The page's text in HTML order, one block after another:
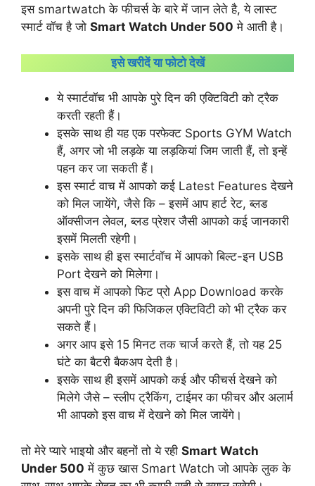
इस smartwatch के फीचर्स के बारे में जान लेते है, ये लास्ट
स्मार्ट वॉच है जो Smart Watch Under 500 मे आती है।
इसे खरीदें या फोटो देखें
ये स्मार्टवॉच भी आपके पुरे दिन की एक्टिविटी को ट्रैक
करती रहती हैं।
इसके साथ ही यह एक परफेक्ट Sports GYM Watch
हैं, अगर जो भी लड़के या लड़कियां जिम जाती हैं, तो इन्हें
पहन कर जा सकती हैं।
इस स्मार्ट वाच में आपको कई Latest Features देखने
को मिल जायेंगे, जैसे कि – इसमें आप हार्ट रेट, ब्लड
ऑक्सीजन लेवल, ब्लड प्रेशर जैसी आपको कई जानकारी
इसमें मिलती रहेगी।
इसके साथ ही इस स्मार्टवॉच में आपको बिल्ट-इन USB
Port देखने को मिलेगा।
इस वाच में आपको फिट प्रो App Download करके
अपनी पुरे दिन की फिजिकल एक्टिविटी को भी ट्रैक कर
सकते हैं।
अगर आप इसे 15 मिनट तक चार्ज करते हैं, तो यह 25
घंटे का बैटरी बैकअप देती है।
इसके साथ ही इसमें आपको कई और फीचर्स देखने को
मिलेगे जैसे – स्लीप ट्रैकिंग, टाईमर का फीचर और अलार्म
भी आपको इस वाच में देखने को मिल जायेंगे।
तो मेरे प्यारे भाइयो और बहनों तो ये रही Smart Watch
Under 500 में कुछ खास Smart Watch जो आपके लुक के